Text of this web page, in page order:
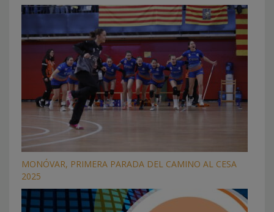
MONÓVAR, PRIMERA PARADA DEL CAMINO AL CESA
2025